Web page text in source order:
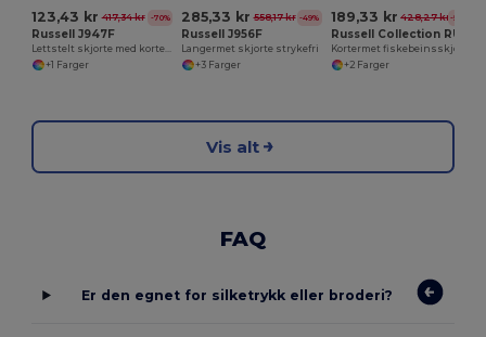
123,43 kr 417,34 kr -70%
Russell J947F
Lettstelt skjorte med korte ermer
+1 Farger
285,33 kr 558,17 kr -49%
Russell J956F
Langermet skjorte strykefri
+3 Farger
189,33 kr 428,27 kr-56%
+2 Farger
Vis alt
FAQ
Er den egnet for silketrykk eller broderi?